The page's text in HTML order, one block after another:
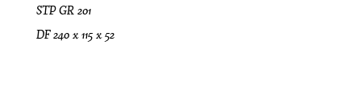
STP GR 201
DF 240 x 115 x 52